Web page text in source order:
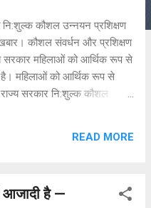
कौशल उन्नयन प्रशिक्षण
कौशल संवर्धन और प्रशिक्षण
सरकार महिलाओं को आर्थिक रूप से
महिलाओं को आर्थिक रूप से
सरकार नि:शुल्क कौशल
स्थिति मजबूत होगी। इस
काफी परेशानी होती है।
READ MORE
आजादी है —